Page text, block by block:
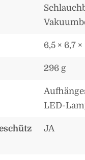
6,5 × 6,7
296 g
LED-
JA